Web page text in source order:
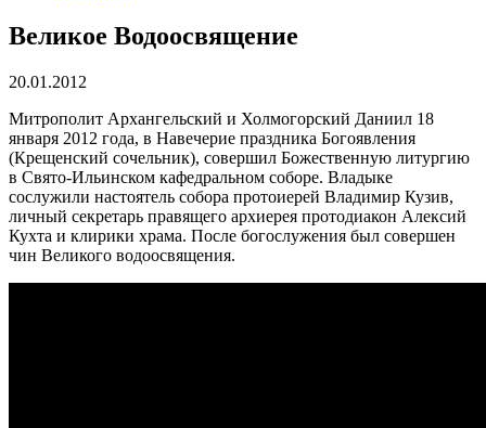
Великое Водоосвящение
20.01.2012
Митрополит Архангельский и Холмогорский Даниил 18
января 2012 года, в Навечерие праздника Богоявления
(Крещенский сочельник), совершил Божественную литургию
в Свято-Ильинском кафедральном соборе. Владыке
сослужили настоятель собора протоиерей Владимир Кузив,
личный секретарь правящего архиерея протодиакон Алексий
Кухта и клирики храма. После богослужения был совершен
чин Великого водоосвящения.